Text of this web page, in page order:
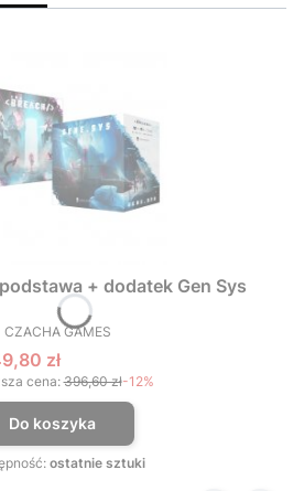
+ dodatek Gen Sys
PRODUCENT
CZACHA GAMES
promocyjna
zł
cena:396,60 zł-12%
Do koszyka
ostatnie sztuki